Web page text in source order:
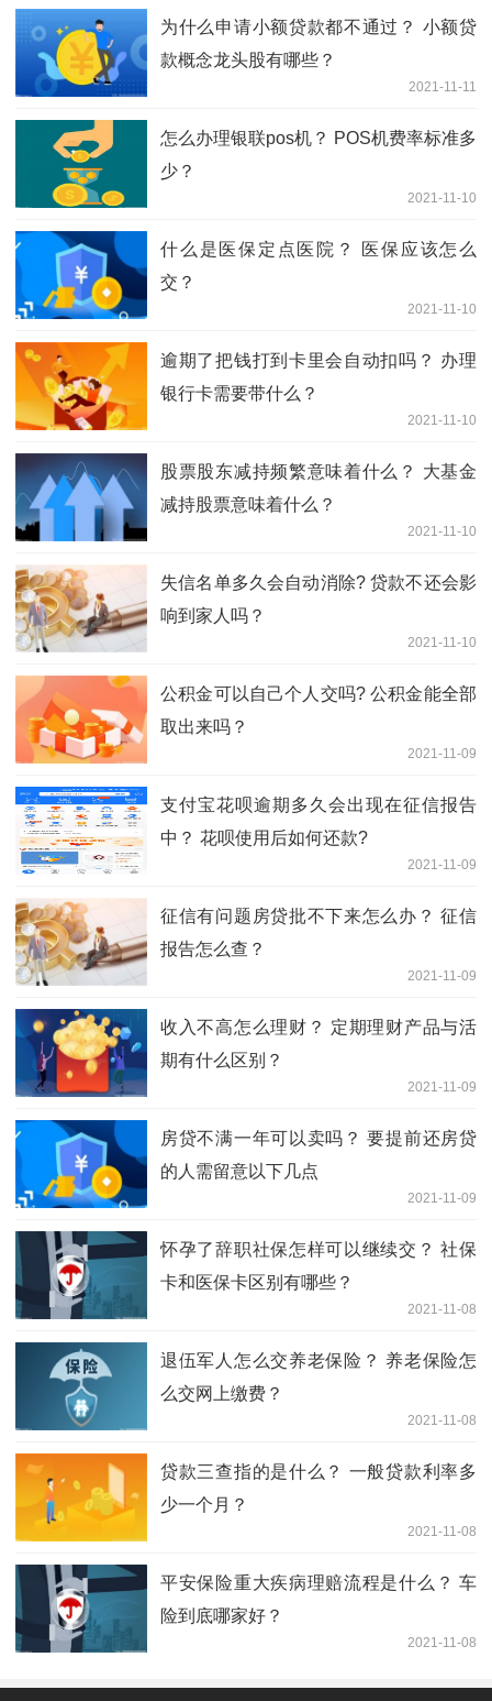
为什么申请小额贷款都不通过？ 小额贷
款概念龙头股有哪些？
2021-11-11
怎么办理银联pos机？ POS机费率标准多
少？
2021-11-10
什么是医保定点医院？ 医保应该怎么
交？
2021-11-10
逾期了把钱打到卡里会自动扣吗？ 办理
银行卡需要带什么？
2021-11-10
股票股东减持频繁意味着什么？ 大基金
减持股票意味着什么？
2021-11-10
失信名单多久会自动消除? 贷款不还会影
响到家人吗？
2021-11-10
公积金可以自己个人交吗? 公积金能全部
取出来吗？
2021-11-09
支付宝花呗逾期多久会出现在征信报告
中？ 花呗使用后如何还款?
2021-11-09
征信有问题房贷批不下来怎么办？ 征信
报告怎么查？
2021-11-09
收入不高怎么理财？ 定期理财产品与活
期有什么区别？
2021-11-09
房贷不满一年可以卖吗？ 要提前还房贷
的人需留意以下几点
2021-11-09
怀孕了辞职社保怎样可以继续交？ 社保
卡和医保卡区别有哪些？
2021-11-08
退伍军人怎么交养老保险？ 养老保险怎
么交网上缴费？
2021-11-08
贷款三查指的是什么？ 一般贷款利率多
少一个月？
2021-11-08
平安保险重大疾病理赔流程是什么？ 车
险到底哪家好？
2021-11-08